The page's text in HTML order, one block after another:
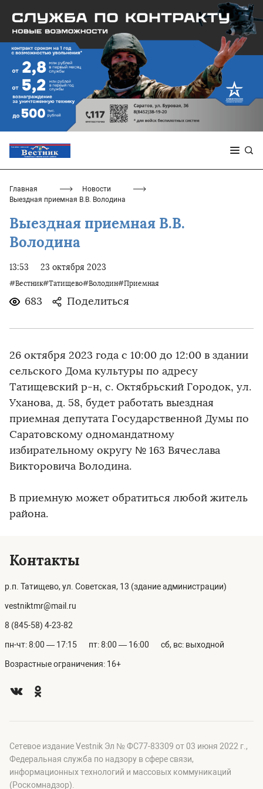
Главная
Новости
Выездная приемная В.В. Володина
Выездная приемная В.В.
Володина
13:53 23 октября 2023
#Вестник#Татищево#Володин#Приемная
683 Поделиться
26 октября 2023 года с 10:00 до 12:00 в здании
сельского Дома культуры по адресу
Татищевский р-н, с. Октябрьский Городок, ул.
Уханова, д. 58, будет работать выездная
приемная депутата Государственной Думы по
Саратовскому одномандатному
избирательному округу № 163 Вячеслава
Викторовича Володина.
В приемную может обратиться любой житель
района.
Контакты
р.п. Татищево, ул. Советская, 13 (здание администрации)
vestniktmr@mail.ru
8 (845-58) 4-23-82
пн-чт: 8:00 — 17:15 пт: 8:00 — 16:00 сб, вс: выходной
Возрастные ограничения: 16+
Сетевое издание Vestnik Эл № ФС77-83309 от 03 июня 2022 г.,
Федеральная служба по надзору в сфере связи,
информационных технологий и массовых коммуникаций
(Роскомнадзор).